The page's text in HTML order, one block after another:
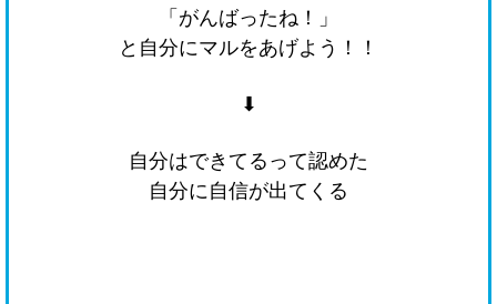
「がんばったね！」
と自分にマルをあげよう！！
⬇
自分はできてるって認めた
自分に自信が出てくる